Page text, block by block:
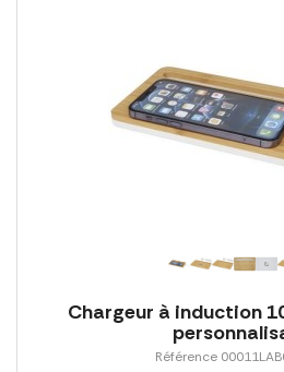
Chargeur à induction
Référence